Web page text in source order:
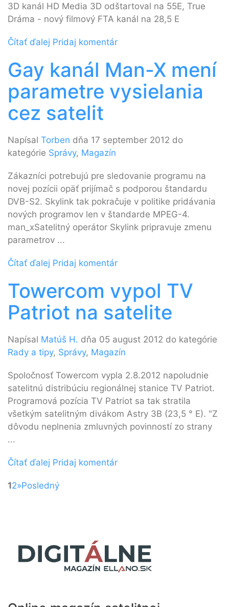
3D kanál HD Media 3D odštartoval na 55E, True
Dráma - nový filmový FTA kanál na 28,5 E
Čítať ďalej Pridaj komentár
Gay kanál Man-X mení
parametre vysielania
cez satelit
Napísal Torben dňa 17 september 2012 do
kategórie Správy, Magazín
Zákazníci potrebujú pre sledovanie programu na
novej pozícii opäť prijímač s podporou štandardu
DVB-S2. Skylink tak pokračuje v politike pridávania
nových programov len v štandarde MPEG-4.
man_xSatelitný operátor Skylink pripravuje zmenu
parametrov ...
Čítať ďalej Pridaj komentár
Towercom vypol TV
Patriot na satelite
Napísal Matúš H. dňa 05 august 2012 do kategórie
Rady a tipy, Správy, Magazín
Spoločnosť Towercom vypla 2.8.2012 napoludnie
satelitnú distribúciu regionálnej stanice TV Patriot.
Programová pozícia TV Patriot sa tak stratila
všetkým satelitným divákom Astry 3B (23,5 ° E). "Z
dôvodu neplnenia zmluvných povinností zo strany
...
Čítať ďalej Pridaj komentár
12»Posledný